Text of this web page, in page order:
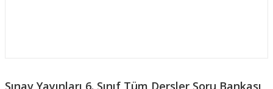
Sınav Yayınları 6. Sınıf Tüm Dersler Soru Bankası